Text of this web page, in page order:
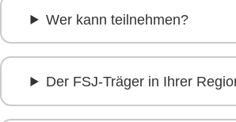
Wer kann teilnehmen?
Der FSJ-Träger in Ihrer